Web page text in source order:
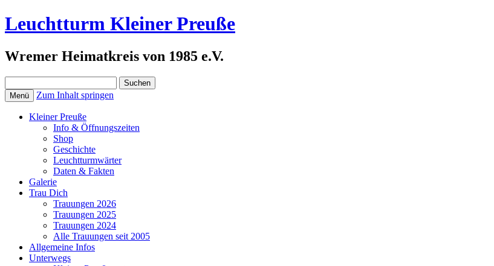
Leuchtturm Kleiner Preuße
Wremer Heimatkreis von 1985 e.V.
nach:
Menü Zum Inhalt springen
Kleiner Preuße
Info & Öffnungszeiten
Shop
Geschichte
Leuchtturmwärter
Daten & Fakten
Galerie
Trau Dich
Trauungen 2026
Trauungen 2025
Trauungen 2024
Alle Trauungen seit 2005
Allgemeine Infos
Unterwegs